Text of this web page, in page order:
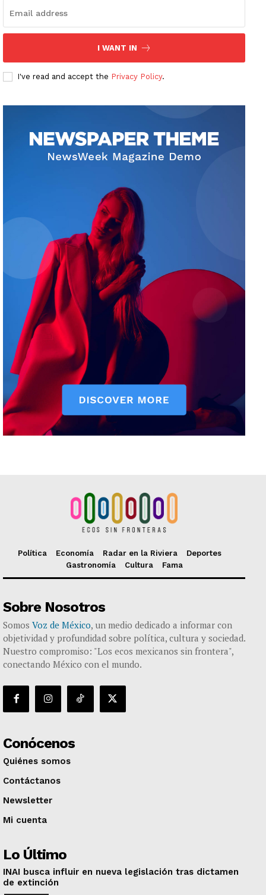
I WANT IN
I've read and accept the Privacy Policy.
Política Economía Radar en la Riviera
Deportes
Gastronomía
Cultura Fama
Sobre Nosotros
Somos Voz de México, un medio dedicado a informar con
objetividad y profundidad sobre política, cultura y sociedad.
Nuestro compromiso: "Los ecos mexicanos sin frontera",
conectando México con el mundo.
Conócenos
Quiénes somos
Contáctanos
Newsletter
Mi cuenta
Lo Último
INAI busca influir en nueva legislación tras dictamen
de extinción